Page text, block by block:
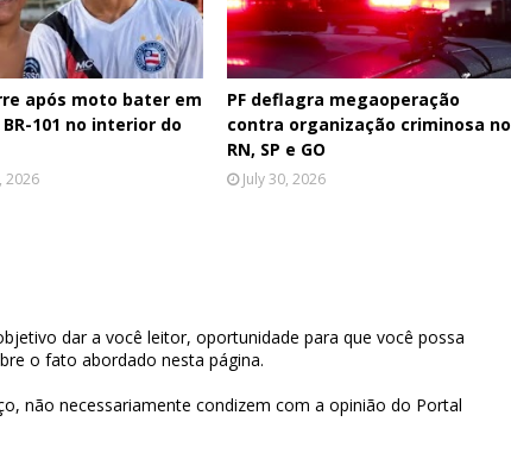
após moto bater em
101 no interior do
2026
PF deflagra megaoperação
contra organização criminosa no
RN, SP e GO
July 30, 2026
dar a você leitor, oportunidade para que você possa
o fato abordado nesta página.
não necessariamente condizem com a opinião do Portal